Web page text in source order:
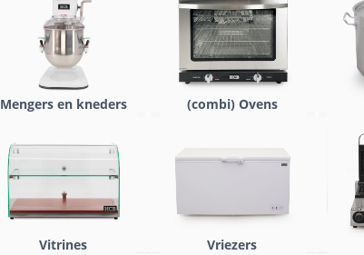
Mengers en kneders (combi) Ovens
Vitrines Vriezers